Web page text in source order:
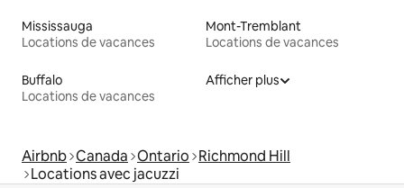
Mississauga
Locations de vacances
Mont-Tremblant
Locations de vacances
Buffalo
Locations de vacances
Afficher plus
Airbnb Canada Ontario Richmond Hill
Locations avec jacuzzi